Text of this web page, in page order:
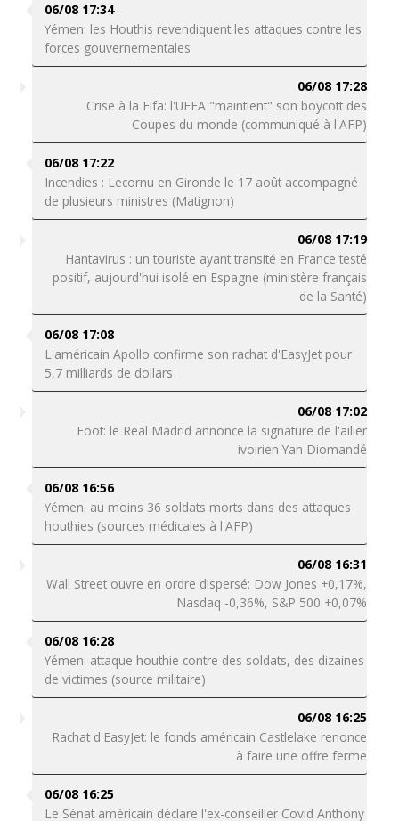
06/08 17:34
Yémen: les Houthis revendiquent les attaques contre les
forces gouvernementales
06/08 17:28
Crise à la Fifa: l'UEFA "maintient" son boycott des
Coupes du monde (communiqué à l'AFP)
06/08 17:22
Incendies : Lecornu en Gironde le 17 août accompagné
de plusieurs ministres (Matignon)
06/08 17:19
Hantavirus : un touriste ayant transité en France testé
positif, aujourd'hui isolé en Espagne (ministère français
de la Santé)
06/08 17:08
L'américain Apollo confirme son rachat d'EasyJet pour
5,7 milliards de dollars
06/08 17:02
Foot: le Real Madrid annonce la signature de l'ailier
ivoirien Yan Diomandé
06/08 16:56
Yémen: au moins 36 soldats morts dans des attaques
houthies (sources médicales à l'AFP)
06/08 16:31
Wall Street ouvre en ordre dispersé: Dow Jones +0,17%,
Nasdaq -0,36%, S&P 500 +0,07%
06/08 16:28
Yémen: attaque houthie contre des soldats, des dizaines
de victimes (source militaire)
06/08 16:25
Rachat d'EasyJet: le fonds américain Castlelake renonce
à faire une offre ferme
06/08 16:25
Le Sénat américain déclare l'ex-conseiller Covid Anthony